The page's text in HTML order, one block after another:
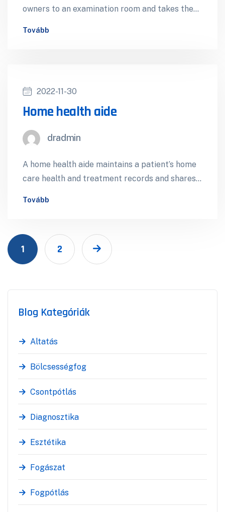
owners to an examination room and takes the
Tovább
2022-11-30
Home health aide
dradmin
A home health aide maintains a patient’s home
care health and treatment records and shares
Tovább
1 2
Blog Kategóriák
Altatás
Bölcsességfog
Csontpótlás
Diagnosztika
Esztétika
Fogászat
Fogpótlás